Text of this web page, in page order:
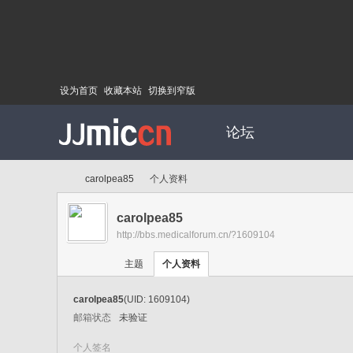
设为首页 收藏本站 切换到窄版
论坛
›
carolpea85 个人资料
carolpea85
http://bbs.medicalforum.cn/?1609104
主题 个人资料
carolpea85(UID: 1609104)
邮箱状态
未验证
个人签名